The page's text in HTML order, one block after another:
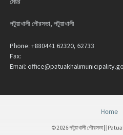
পটুয়াখালী পৌরসভা, পটুয়াখালী
Phone: +880441 62320, 62733
Fax:
Email:
Home
© 2026 পটুয়াখালী পৌরসভা ||